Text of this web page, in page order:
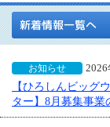
新着情報一覧へ
お知らせ 2026
【ひろしんビッグ
ター】8月募集事業